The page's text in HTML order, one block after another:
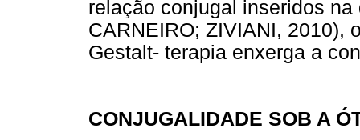
relação conjugal inseridos
CARNEIRO; ZIVIANI, 2010),
Gestalt- terapia enxerga a
CONJUGALIDADE SOB A